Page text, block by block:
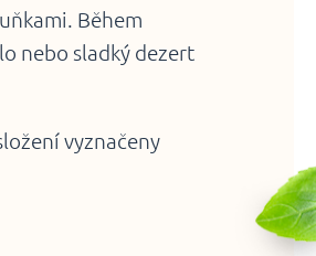
Během
nebo sladký dezert
vyznačeny